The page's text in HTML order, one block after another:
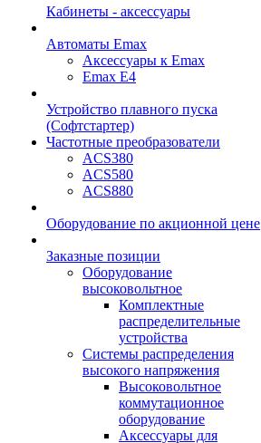
Кабинеты - аксессуары
Автоматы Emax
Аксессуары к Emax
Emax E4
Устройство плавного пуска
(Софтстартер)
Частотные преобразователи
ACS380
ACS580
ACS880
Оборудование по акционной цене
Заказные позиции
Оборудование
высоковольтное
Комплектные
распределительные
устройства
Системы распределения
высокого напряжения
Высоковольтное
коммутационное
оборудование
Аксессуары для